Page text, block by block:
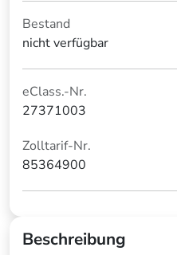
Bestand
nicht verfügbar
eClass.-Nr.
27371003
Zolltarif-Nr.
85364900
Beschreibung